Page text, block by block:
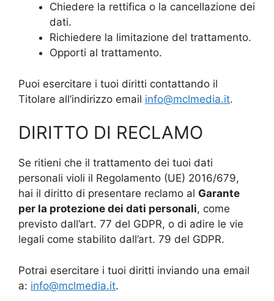
Chiedere la rettifica o la cancellazione dei
dati.
Richiedere la limitazione del trattamento.
Opporti al trattamento.
Puoi esercitare i tuoi diritti contattando il
Titolare all’indirizzo email info@mclmedia.it.
DIRITTO DI RECLAMO
Se ritieni che il trattamento dei tuoi dati
personali violi il Regolamento (UE) 2016/679,
hai il diritto di presentare reclamo al Garante
per la protezione dei dati personali, come
previsto dall’art. 77 del GDPR, o di adire le vie
legali come stabilito dall’art. 79 del GDPR.
Potrai esercitare i tuoi diritti inviando una email
a: info@mclmedia.it.